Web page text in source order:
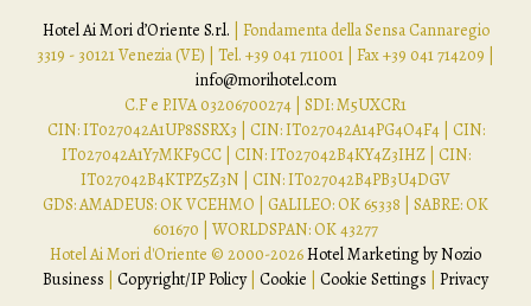
Hotel Ai Mori d’Oriente S.r.l. | Fondamenta della Sensa Cannaregio
3319 - 30121 Venezia (VE) | Tel. +39 041 711001 | Fax +39 041 714209 |
info@morihotel.com
C.F e P.IVA 03206700274 | SDI: M5UXCR1
CIN: IT027042A1UP8SSRX3 | CIN: IT027042A14PG4O4F4 | CIN:
IT027042A1Y7MKF9CC | CIN: IT027042B4KY4Z3IHZ | CIN:
IT027042B4KTPZ5Z3N | CIN: IT027042B4PB3U4DGV
GDS: AMADEUS: OK VCEHMO | GALILEO: OK 65338 | SABRE: OK
601670 | WORLDSPAN: OK 43277
Hotel Ai Mori d'Oriente © 2000-2026Hotel Marketing by Nozio
Business
Copyright/IP Policy| Cookie Cookie Settings Privacy